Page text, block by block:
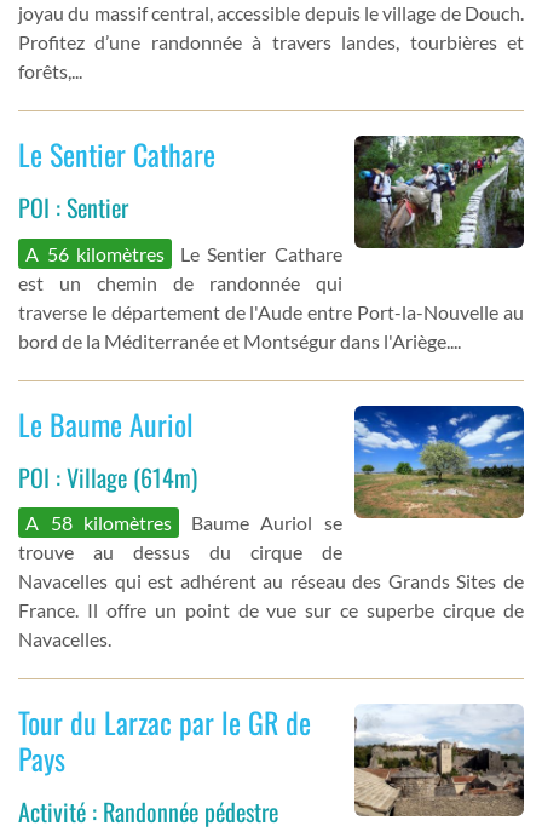
joyau du massif central, accessible depuis le village de Douch.
Profitez d’une randonnée à travers landes, tourbières et
forêts,...
Le Sentier Cathare
POI : Sentier
A 56 kilomètres
Le Sentier Cathare
est un chemin de randonnée qui
traverse le département de l'Aude entre Port-la-Nouvelle au
bord de la Méditerranée et Montségur dans l'Ariège....
Le Baume Auriol
POI : Village (614m)
A 58 kilomètres
Baume Auriol se
trouve au dessus du cirque de
Navacelles qui est adhérent au réseau des Grands Sites de
France. Il offre un point de vue sur ce superbe cirque de
Navacelles.
Tour du Larzac par le GR de
Pays
Activité : Randonnée pédestre